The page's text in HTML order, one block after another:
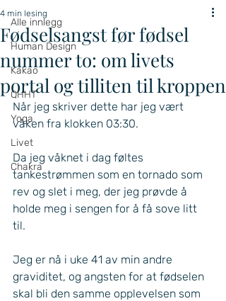
Alle innlegg
Human Design
Kakao
QHHT
Yoga
Livet
Chakra
Fødselsangst før fødsel
nummer to: om livets
portal og tilliten til kroppen
4 min lesing
Når jeg skriver dette har jeg vært
våken fra klokken 03:30.
Da jeg våknet i dag føltes
tankestrømmen som en tornado som
rev og slet i meg, der jeg prøvde å
holde meg i sengen for å få sove litt
til.
Jeg er nå i uke 41 av min andre
graviditet, og angsten for at fødselen
skal bli den samme opplevelsen som